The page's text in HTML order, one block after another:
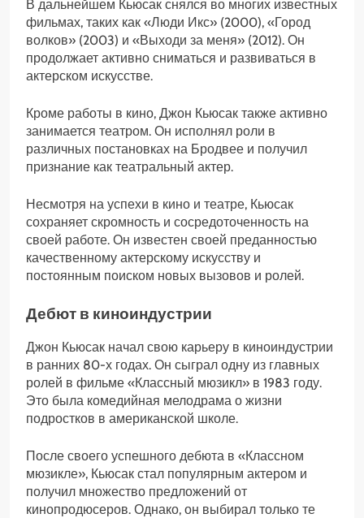
В дальнейшем Кьюсак снялся во многих известных
фильмах, таких как «Люди Икс» (2000), «Город
волков» (2003) и «Выходи за меня» (2012). Он
продолжает активно сниматься и развиваться в
актерском искусстве.
Кроме работы в кино, Джон Кьюсак также активно
занимается театром. Он исполнял роли в
различных постановках на Бродвее и получил
признание как театральный актер.
Несмотря на успехи в кино и театре, Кьюсак
сохраняет скромность и сосредоточенность на
своей работе. Он известен своей преданностью
качественному актерскому искусству и
постоянным поиском новых вызовов и ролей.
Дебют в киноиндустрии
Джон Кьюсак начал свою карьеру в киноиндустрии
в ранних 80-х годах. Он сыграл одну из главных
ролей в фильме «Классный мюзикл» в 1983 году.
Это была комедийная мелодрама о жизни
подростков в американской школе.
После своего успешного дебюта в «Классном
мюзикле», Кьюсак стал популярным актером и
получил множество предложений от
кинопродюсеров. Однако, он выбирал только те